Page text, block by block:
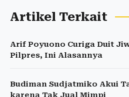
Artikel Terkait
Arif Poyuono Curiga Duit
Pilpres, Ini Alasannya
Budiman Sudjatmiko Akui
karena Tak Jual Mimpi